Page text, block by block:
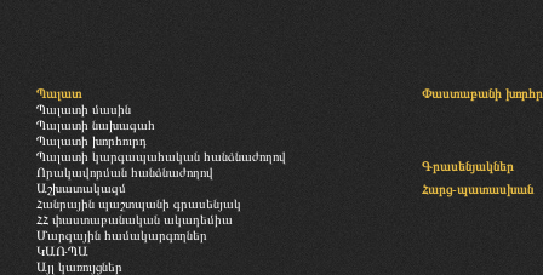
Պալատ
Պալատի մասին
Պալատի նախագահ
Պալատի խորհուրդ
Պալատի կարգապահական հանձնաժողով
Որակավորման հանձնաժողով
Աշխատակազմ
Հանրային պաշտպանի գրասենյակ
ՀՀ փաստաբանական ակադեմիա
Մարզային համակարգողներ
ԿԱՌՊԱ
Այլ կառույցներ
Փաստաբանի
Գրասենյակներ
Հարց-պատասխան